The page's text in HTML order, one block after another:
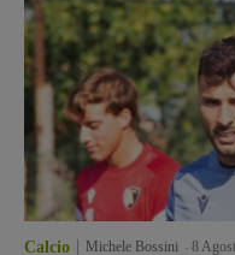
Calcio Michele Bossini 8